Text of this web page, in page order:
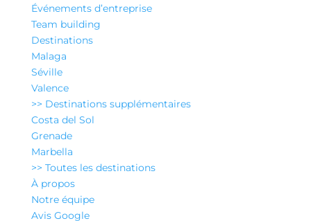
Événements d’entreprise
Team building
Destinations
Malaga
Séville
Valence
>> Destinations supplémentaires
Costa del Sol
Grenade
Marbella
>> Toutes les destinations
À propos
Notre équipe
Avis Google